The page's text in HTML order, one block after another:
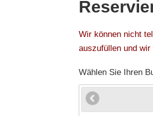
Wir können nicht
auszufüllen und
Wählen Sie Ihren